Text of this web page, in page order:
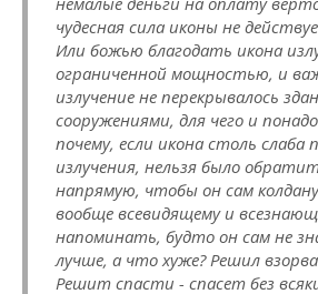
чудесная сила иконы не
Или божью благодать икона
ограниченной мощностью, и
излучение не перекрывалось
сооружениями, для чего и
почему, если икона столь
излучения, нельзя было
напрямую, чтобы он сам
вообще всевидящему и
напоминать, будто он сам не
лучше, а что хуже? Решил
Решит спасти - спасет без